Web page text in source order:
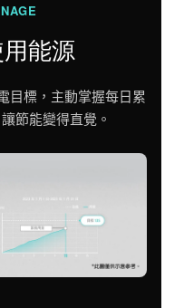
能源
目標，主動掌握每日累
節能變得直覺。